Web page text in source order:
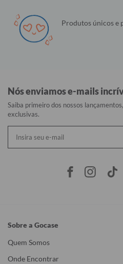
Produtos únicos e
Nós enviamos e-mails
Saiba primeiro dos nossos
exclusivas.
Sobre a Gocase
Quem Somos
Onde Encontrar